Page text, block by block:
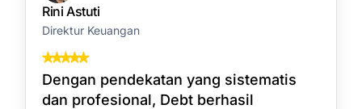
Rini Astuti
Direktur Keuangan
Dengan pendekatan yang sistematis
dan profesional, Debt berhasil